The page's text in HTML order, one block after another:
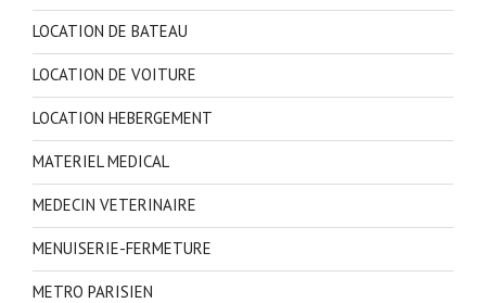
LOCATION DE BATEAU
LOCATION DE VOITURE
LOCATION HEBERGEMENT
MATERIEL MEDICAL
MEDECIN VETERINAIRE
MENUISERIE-FERMETURE
METRO PARISIEN